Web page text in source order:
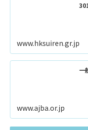
www.hksuiren.gr.jp
一
www.ajba.or.jp